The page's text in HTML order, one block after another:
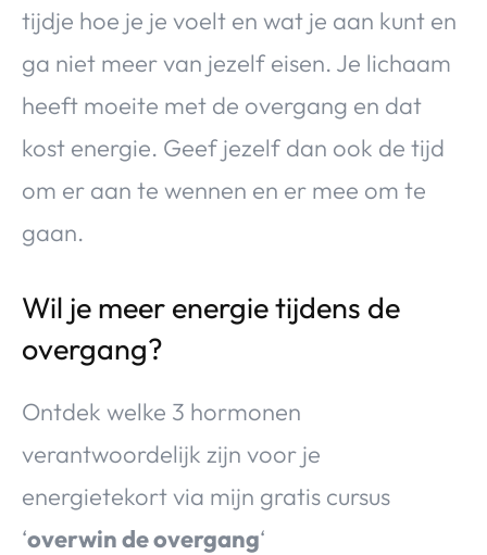
tijdje hoe je je voelt en wat je aan kunt en
ga niet meer van jezelf eisen. Je lichaam
heeft moeite met de overgang en dat
kost energie. Geef jezelf dan ook de tijd
om er aan te wennen en er mee om te
gaan.
Wil je meer energie tijdens de
overgang?
Ontdek welke 3 hormonen
verantwoordelijk zijn voor je
energietekort via mijn gratis cursus
‘overwin de overgang‘